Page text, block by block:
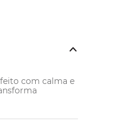
com calma e